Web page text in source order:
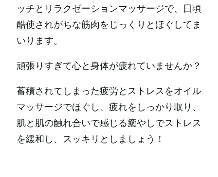
ッチとリラクゼーションマッサージで、日頃
酷使されがちな筋肉をじっくりとほぐしてま
いります。
頑張りすぎて心と身体が疲れていませんか？
蓄積されてしまった疲労とストレスをオイル
マッサージでほぐし、疲れをしっかり取り、
肌と肌の触れ合いで感じる癒やしでストレス
を緩和し、スッキリとしましょう！